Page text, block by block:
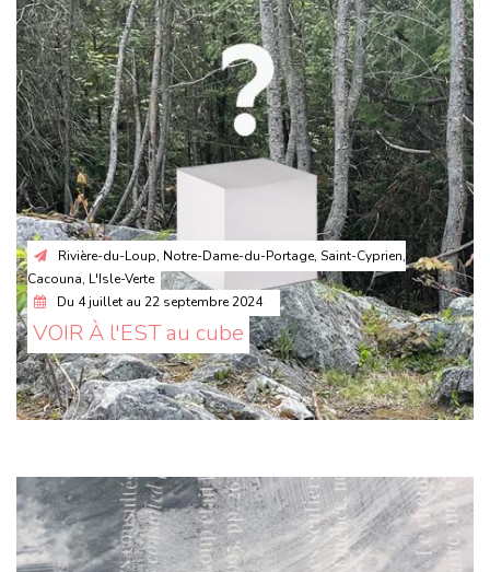
Rivière-du-Loup, Notre-Dame-du-Portage, Saint-Cyprien,
Cacouna, L'Isle-Verte
Du 4 juillet au 22 septembre 2024
VOIR À l'EST au cube